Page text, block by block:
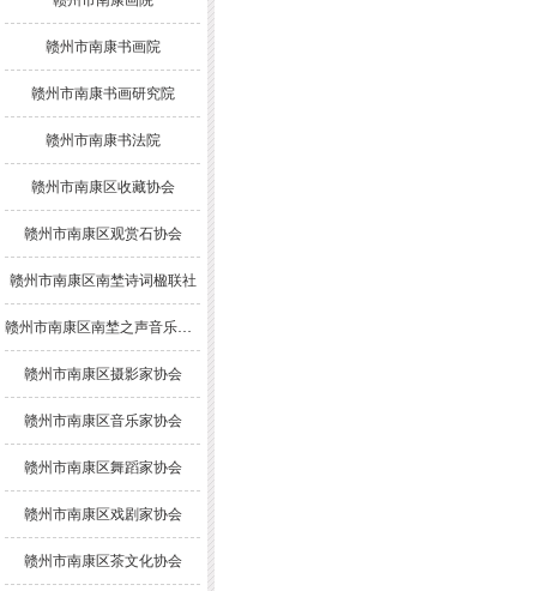
赣州市南康书画院
赣州市南康书画研究院
赣州市南康书法院
赣州市南康区收藏协会
赣州市南康区观赏石协会
赣州市南康区南埜诗词楹联社
赣州市南康区南埜之声音乐舞蹈协会
赣州市南康区摄影家协会
赣州市南康区音乐家协会
赣州市南康区舞蹈家协会
赣州市南康区戏剧家协会
赣州市南康区茶文化协会